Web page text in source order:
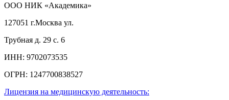
ООО НИК «Академика»
127051 г.Москва ул.
Трубная д. 29 с. 6
ИНН: 9702073535
ОГРН: 1247700838527
Лицензия на медицинскую деятельность: